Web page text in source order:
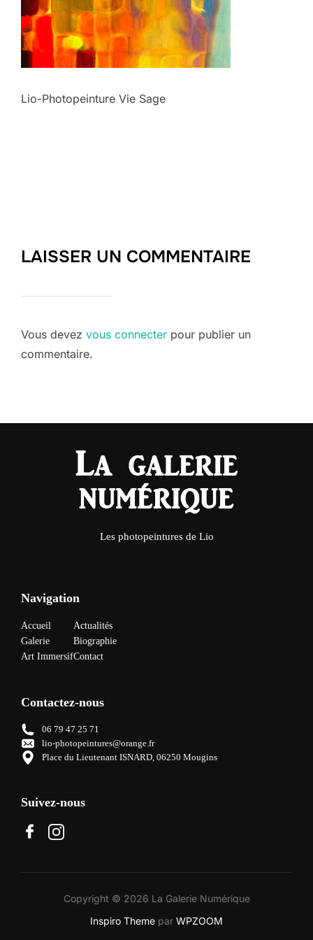
Lio-Photopeinture Vie Sage
LAISSER UN COMMENTAIRE
Vous devez vous connecter pour publier un
commentaire.
Les photopeintures de Lio
Navigation
Accueil
Galerie
Art Immersif
Actualités
Biographie
Contact
Contactez-nous
06 79 47 25 71
lio-photopeintures@orange.fr
Place du Lieutenant ISNARD, 06250 Mougins
Suivez-nous
Copyright © 2026 La Galerie Numérique
Inspiro Theme par WPZOOM